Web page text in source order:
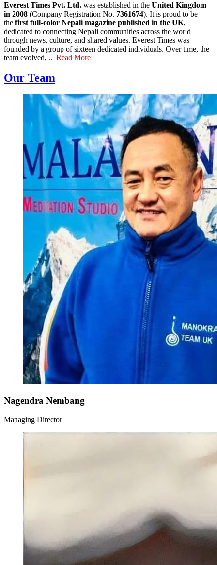
Everest Times Pvt. Ltd. was established in the United Kingdom
in 2008 (Company Registration No. 7361674). It is proud to be
the first full-color Nepali magazine published in the UK,
dedicated to connecting Nepali communities across the world
through news, culture, and shared values. Everest Times was
founded by a group of sixteen dedicated individuals. Over time, the
team evolved, .. Read More
Our Team
Nagendra Nembang
Managing Director